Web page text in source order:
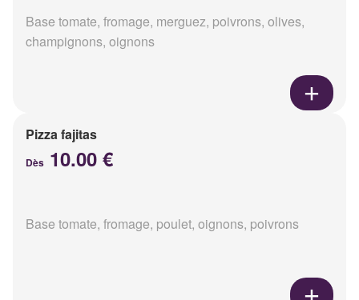
Base tomate, fromage, merguez, poivrons, olives,
champignons, oignons
Pizza fajitas
Dès 10.00 €
Base tomate, fromage, poulet, oignons, poivrons